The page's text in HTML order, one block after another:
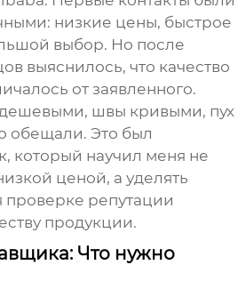
низкие цены, быстрое
выбор. Но после
выяснилось, что качество
от заявленного.
швы кривыми, пух
обещали. Это был
который научил меня не
ценой, а уделять
репутации
продукции.
Что нужно